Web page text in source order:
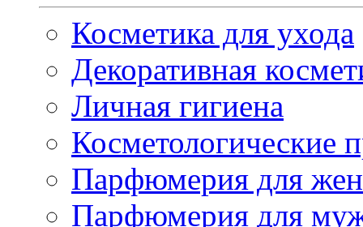
Косметика для ухода
Декоративная
Личная гигиена
Косметологические
Парфюмерия для
Парфюмерия для